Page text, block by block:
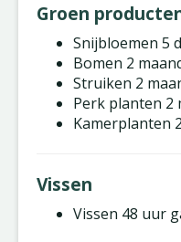
Groen
Snijbloemen 5
Bomen 2
Struiken 2
Perk planten 2
Kamerplanten
Vissen
Vissen 48 uur